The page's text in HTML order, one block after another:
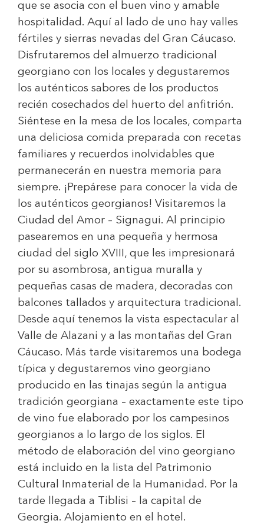
que se asocia con el buen vino y amable
hospitalidad. Aquí al lado de uno hay valles
fértiles y sierras nevadas del Gran Cáucaso.
Disfrutaremos del almuerzo tradicional
georgiano con los locales y degustaremos
los auténticos sabores de los productos
recién cosechados del huerto del anfitrión.
Siéntese en la mesa de los locales, comparta
una deliciosa comida preparada con recetas
familiares y recuerdos inolvidables que
permanecerán en nuestra memoria para
siempre. ¡Prepárese para conocer la vida de
los auténticos georgianos! Visitaremos la
Ciudad del Amor – Signagui. Al principio
pasearemos en una pequeña y hermosa
ciudad del siglo XVIII, que les impresionará
por su asombrosa, antigua muralla y
pequeñas casas de madera, decoradas con
balcones tallados y arquitectura tradicional.
Desde aquí tenemos la vista espectacular al
Valle de Alazani y a las montañas del Gran
Cáucaso. Más tarde visitaremos una bodega
típica y degustaremos vino georgiano
producido en las tinajas según la antigua
tradición georgiana – exactamente este tipo
de vino fue elaborado por los campesinos
georgianos a lo largo de los siglos. El
método de elaboración del vino georgiano
está incluido en la lista del Patrimonio
Cultural Inmaterial de la Humanidad. Por la
tarde llegada a Tiblisi – la capital de
Georgia. Alojamiento en el hotel.